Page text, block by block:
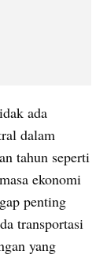
ada
dalam
tahun seperti
ekonomi
penting
transportasi
yang